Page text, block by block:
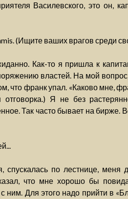
Василевского, это он,
(Ищите ваших врагов среди
Как-то я пришла к
властей. На мой
что франк упал. «Каково мне,
Я не без
Так часто бывает на бирже.
по лестнице, меня
что мне хорошо бы
ним. Для этого надо прийти в